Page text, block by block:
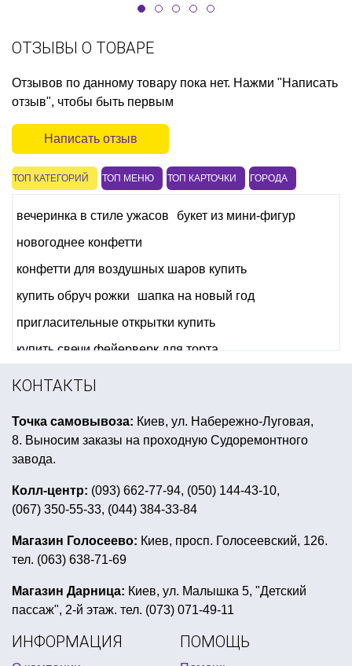
ОТЗЫВЫ О ТОВАРЕ
Отзывов по данному товару пока нет. Нажми "Написать
отзыв", чтобы быть первым
Написать отзыв
ТОП КАТЕГОРИЙ ТОП МЕНЮ ТОП КАРТОЧКИ ГОРОДА
вечеринка в стиле ужасов
букет из мини-фигур
новогоднее конфетти
конфетти для воздушных шаров купить
купить обруч рожки
шапка на новый год
пригласительные открытки купить
купить свечи фейерверк для торта
тематический день рождения русалочка
купить мишуру на елку
набор детский карнавальный купить украина
аксессуары 8 марта светящаяся палочка купить
накладные усы купить украина
купить воздушные шарики в форме мультфильм
новый год шары
вечеринка в стиле диско костюмы
все для вечеринки в греческом стиле
воздушные шары день независимости
КОНТАКТЫ
Точка самовывоза: Киев, ул. Набережно-Луговая,
8. Выносим заказы на проходную Судоремонтного
завода.
Колл-центр: (093) 662-77-94, (050) 144-43-10,
(067) 350-55-33, (044) 384-33-84
Магазин Голосеево: Киев, просп. Голосеевский, 126.
тел. (063) 638-71-69
Магазин Дарница: Киев, ул. Малышка 5, "Детский
пассаж", 2-й этаж. тел. (073) 071-49-11
ИНФОРМАЦИЯ ПОМОЩЬ